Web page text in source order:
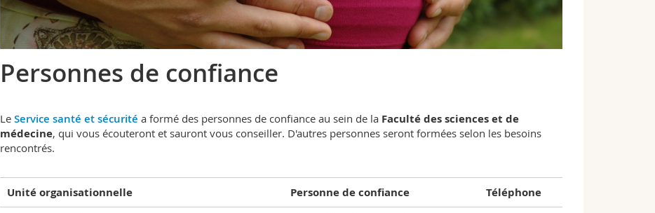
Personnes de confiance
Le Service santé et sécurité a formé des personnes de confiance au sein de la Faculté des sciences et de
médecine, qui vous écouteront et sauront vous conseiller. D'autres personnes seront formées selon les besoins
rencontrés.
Unité organisationnelle Personne de confiance Téléphone